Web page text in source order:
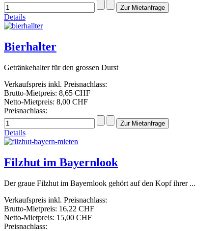
Details
Bierhalter
Getränkehalter für den grossen Durst
Verkaufspreis inkl. Preisnachlass:
Brutto-Mietpreis: 8,65 CHF
Netto-Mietpreis: 8,00 CHF
Preisnachlass:
Details
Filzhut im Bayernlook
Der graue Filzhut im Bayernlook gehört auf den Kopf ihrer ...
Verkaufspreis inkl. Preisnachlass:
Brutto-Mietpreis: 16,22 CHF
Netto-Mietpreis: 15,00 CHF
Preisnachlass: